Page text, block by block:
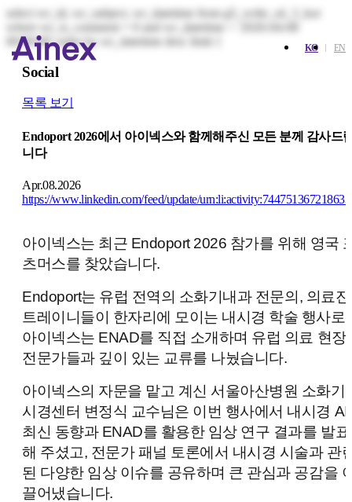
KO EN
select wr_id, wr_subject, wr_datetime from g5_write_s4_3_kor
where wr_is_comment = 0 and wr_datetime < '2026-04-08
00:00:00' order by wr_datetime desc limit 1
Social
목록 보기
Endoport 2026에서 아이넥스와 함께해주신 모든 분께 감사드
니다
Apr.08.2026
https://www.linkedin.com/feed/update/
아이넥스는 최근 Endoport 2026 참가를 위해 영국
츠머스를 찾았습니다.
Endoport는 유럽 전역의 소화기내과 전문의, 의료진
트레이니들이 한자리에 모이는 내시경 학술 행사로,
아이넥스는 ENAD를 직접 소개하며 유럽 의료 현장
전문가들과 깊이 있는 교류를 나눴습니다.
아이넥스의 자문을 맡고 계신 서울아산병원 소화기
시경센터 변정식 교수님은 이번 행사에서 내시경 AI
최신 동향과 ENAD를 활용한 임상 연구 결과를 발표
해 주셨고, 전문가 패널 토론에서 내시경 시술과 관
된 다양한 임상 이슈를 공유하며 큰 관심과 공감을
끌어냈습니다.